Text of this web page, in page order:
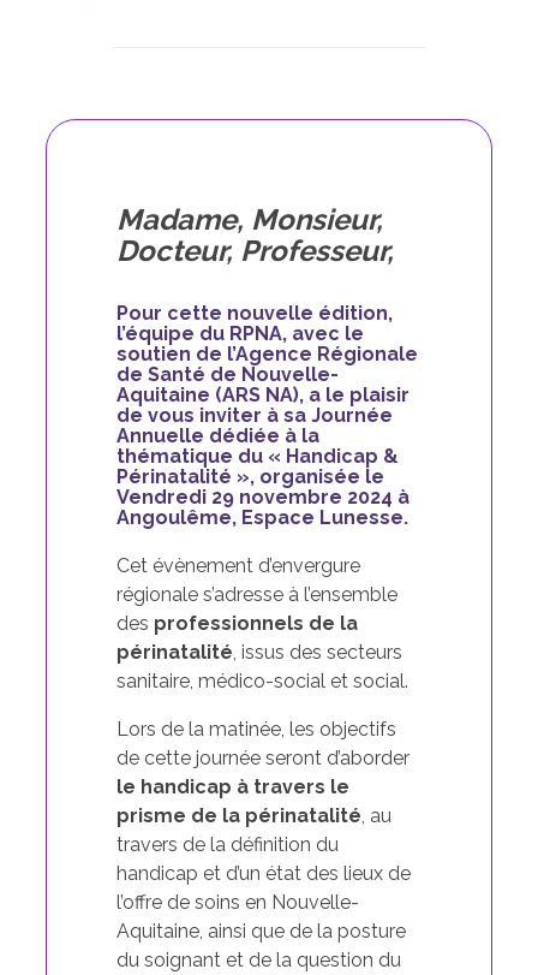
Madame, Monsieur,
Docteur, Professeur,
Pour cette nouvelle édition,
l’équipe du RPNA, avec le
soutien de l’Agence Régionale
de Santé de Nouvelle-
Aquitaine (ARS NA), a le plaisir
de vous inviter à sa Journée
Annuelle dédiée à la
thématique du « Handicap &
Périnatalité », organisée le
Vendredi 29 novembre 2024 à
Angoulême, Espace Lunesse.
Cet évènement d’envergure
régionale s’adresse à l’ensemble
des professionnels de la
périnatalité, issus des secteurs
sanitaire, médico-social et social.
Lors de la matinée, les objectifs
de cette journée seront d’aborder
le handicap à travers le
prisme de la périnatalité, au
travers de la définition du
handicap et d’un état des lieux de
l’offre de soins en Nouvelle-
Aquitaine, ainsi que de la posture
du soignant et de la question du